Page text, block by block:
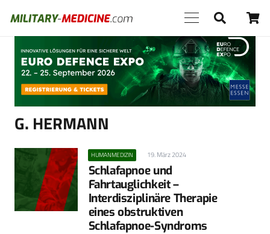
Anzeige
G. HERMANN
HUMANMEDIZIN 19. März 2024
Schlafapnoe und
Fahrtauglichkeit –
Interdisziplinäre Therapie
eines obstruktiven
Schlafapnoe-Syndroms